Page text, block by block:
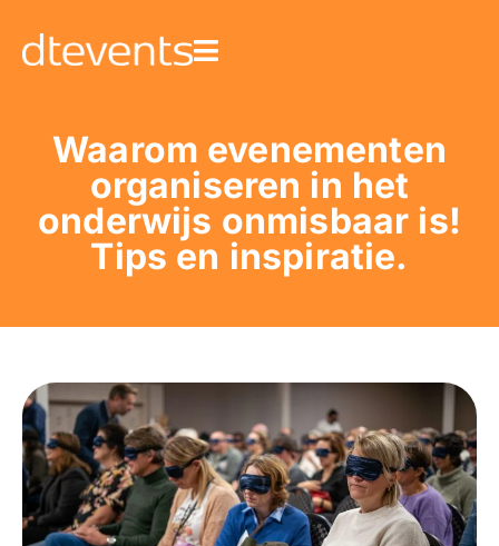
Waarom evenementen
organiseren in het
onderwijs onmisbaar is!
Tips en inspiratie.